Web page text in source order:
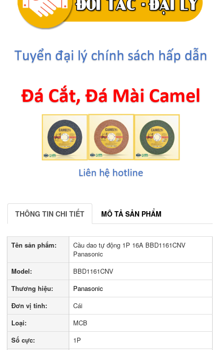
THÔNG TIN CHI TIẾT MÔ TẢ SẢN PHẨM
Tên sản phẩm:
Cầu dao tự động 1P 16A BBD1161CNV
Panasonic
Model:
BBD1161CNV
Thương hiệu:
Panasonic
Đơn vị tính:
Cái
Loại:
MCB
Số cực:
1P